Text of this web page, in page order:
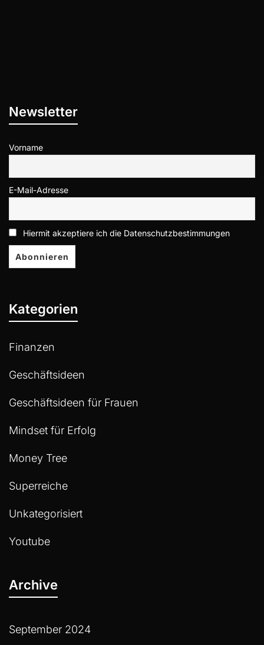
Newsletter
Vorname
E-Mail-Adresse
Hiermit akzeptiere ich die Datenschutzbestimmungen
Kategorien
Finanzen
Geschäftsideen
Geschäftsideen für Frauen
Mindset für Erfolg
Money Tree
Superreiche
Unkategorisiert
Youtube
Archive
September 2024